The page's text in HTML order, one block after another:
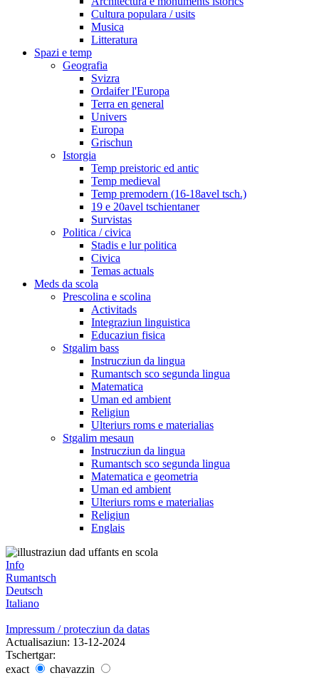
Cultura populara / usits
Musica
Litteratura
Spazi e temp
Geografia
Svizra
Ordaifer l'Europa
Terra en general
Univers
Europa
Grischun
Istorgia
Temp preistoric ed antic
Temp medieval
Temp premodern (16-18avel tsch.)
19 e 20avel tschientaner
Survistas
Politica / civica
Stadis e lur politica
Civica
Temas actuals
Meds da scola
Prescolina e scolina
Activitads
Integraziun linguistica
Educaziun fisica
Stgalim bass
Instrucziun da lingua
Rumantsch sco segunda lingua
Matematica
Uman ed ambient
Religiun
Ulteriurs roms e materialias
Stgalim mesaun
Instrucziun da lingua
Rumantsch sco segunda lingua
Matematica e geometria
Uman ed ambient
Ulteriurs roms e materialias
Religiun
Englais
Info
Rumantsch
Deutsch
Italiano
Impressum / protecziun da datas
Actualisaziun: 13-12-2024
Tschertgar:
exact
chavazzin